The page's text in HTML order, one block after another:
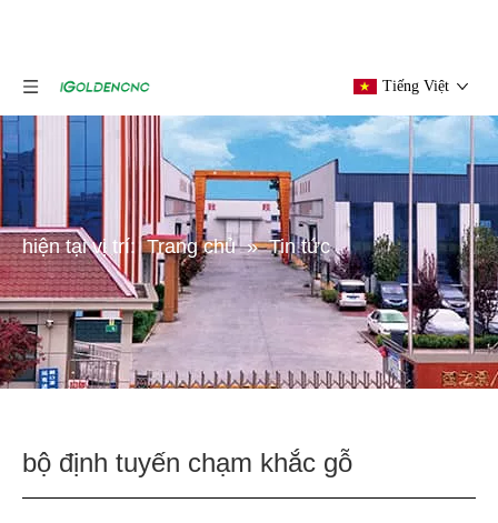
Tiếng Việt
hiện tại vị trí: Trang chủ » Tin tức
bộ định tuyến chạm khắc gỗ